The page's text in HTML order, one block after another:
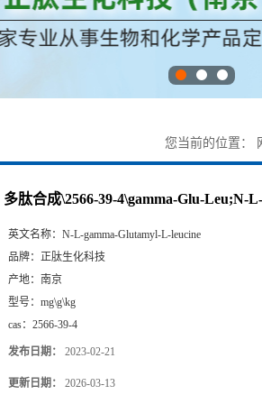
您当前的位置：
多肽合成\2566-39-4\gamma-Glu-Leu;N-
英文名称： N-L-gamma-Glutamyl-L-leucine
品牌： 正肽生化科技
产地： 南京
型号： mg\g\kg
cas： 2566-39-4
发布日期： 2023-02-21
更新日期： 2026-03-13